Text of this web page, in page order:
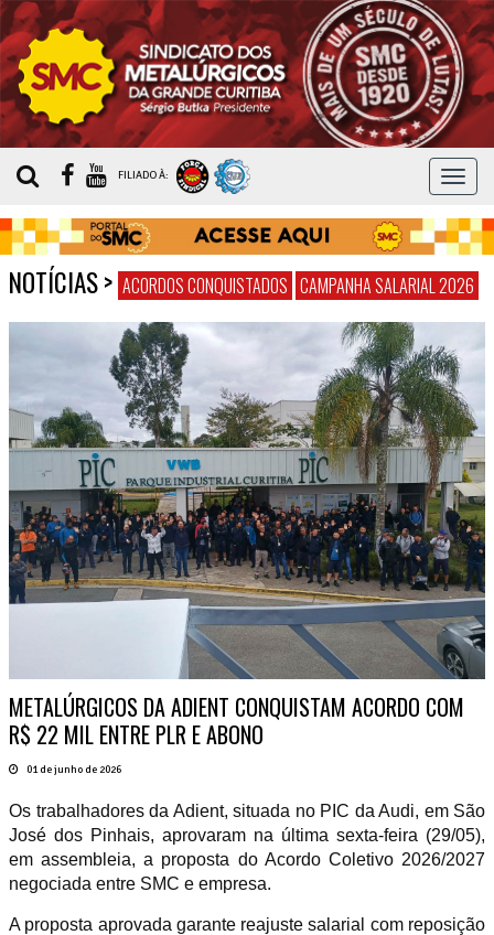
MENU
FILIADO À:
NOTÍCIAS> ACORDOS CONQUISTADOS CAMPANHA SALARIAL 2026
METALÚRGICOS DA ADIENT CONQUISTAM ACORDO COM
R$ 22 MIL ENTRE PLR E ABONO
01 de junho de 2026
Os trabalhadores da Adient, situada no PIC da Audi, em São
José dos Pinhais, aprovaram na última sexta-feira (29/05),
em assembleia, a proposta do Acordo Coletivo 2026/2027
negociada entre SMC e empresa.
A proposta aprovada garante reajuste salarial com reposição